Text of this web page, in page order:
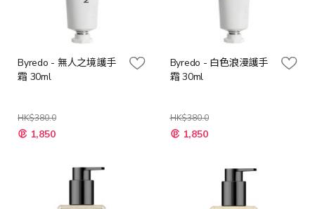
Byredo - 無人之境護手
霜 30ml
HK$380.0
特
殊 1,850
Byredo - 白色浪漫護手
霜 30ml
HK$380.0
特
殊 1,850